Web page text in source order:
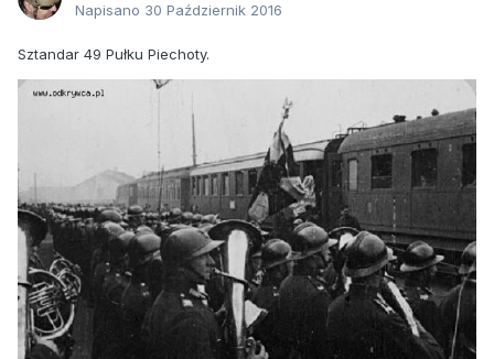
Napisano 30 Październik 2016
Sztandar 49 Pułku Piechoty.